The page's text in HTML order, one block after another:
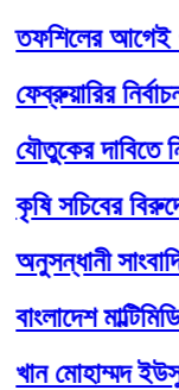
আগেই ৭০%
নির্বাচন
দাবিতে নির্মম
বিরুদ্ধে
সাংবাদিক
মাল্টিমিডিয়া
ইউসুফ